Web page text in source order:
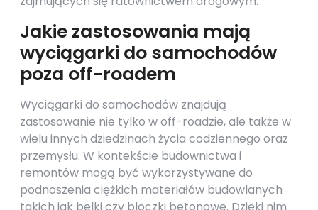
Jakie zastosowania mają
wyciągarki do samochodów
poza off-roadem
Wyciągarki do samochodów znajdują
zastosowanie nie tylko w off-roadzie, ale także w
wielu innych dziedzinach życia codziennego oraz
przemysłu. W kontekście budownictwa i
remontów mogą być wykorzystywane do
podnoszenia ciężkich materiałów budowlanych